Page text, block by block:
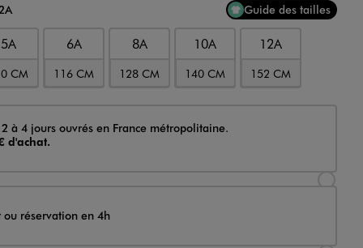
Guide des tailles
5A
CM
6A
116 CM
8A
128 CM
10A
140 CM
12A
152 CM
à 4 jours ouvrés en France métropolitaine.
d'achat.
ou réservation en 4h